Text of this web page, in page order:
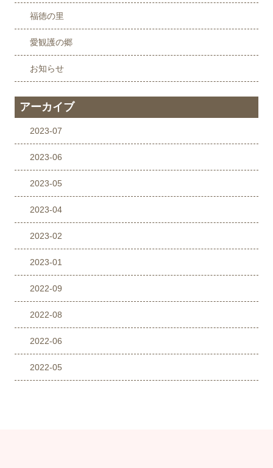
福徳の里
愛観護の郷
お知らせ
アーカイブ
2023-07
2023-06
2023-05
2023-04
2023-02
2023-01
2022-09
2022-08
2022-06
2022-05